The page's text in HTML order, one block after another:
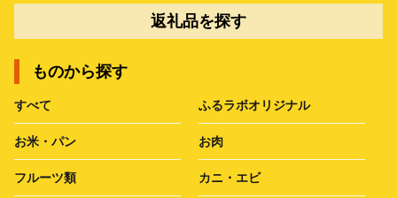
返礼品を探す
ものから探す
すべて ふるラボオリジナル
お米・パン お肉
フルーツ類 カニ・エビ